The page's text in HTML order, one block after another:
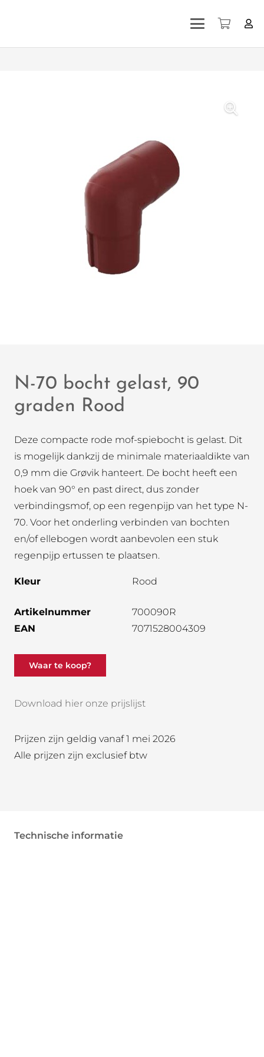
N-70 bocht gelast, 90
graden Rood
Deze compacte rode mof-spiebocht is gelast. Dit
is mogelijk dankzij de minimale materiaaldikte van
0,9 mm die Grøvik hanteert. De bocht heeft een
hoek van 90° en past direct, dus zonder
verbindingsmof, op een regenpijp van het type N-
70. Voor het onderling verbinden van bochten
en/of ellebogen wordt aanbevolen een stuk
regenpijp ertussen te plaatsen.
Kleur Rood
Artikelnummer
700090R
EAN
7071528004309
Waar te koop?
Download hier onze prijslijst
Prijzen zijn geldig vanaf 1 mei 2026
Alle prijzen zijn exclusief btw
Technische informatie